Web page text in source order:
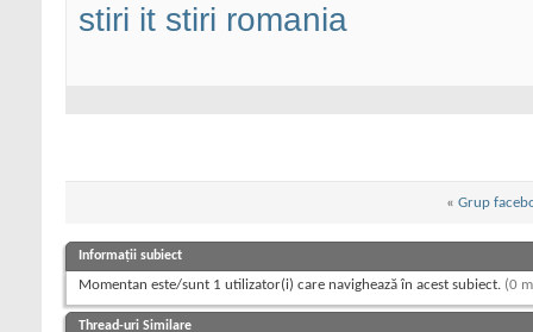
stiri it stiri romania
« Grup
Informații subiect
Momentan este/sunt 1 utilizator(i) care navighează în acest subiect. (0
Thread-uri Similare